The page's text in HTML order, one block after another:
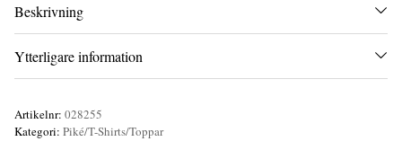
Beskrivning
Ytterligare information
Artikelnr: 028255
Kategori: Piké/T-Shirts/Toppar